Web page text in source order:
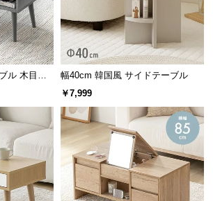
ル 木目調/
幅40cm 韓国風 サイドテーブル
￥7,999